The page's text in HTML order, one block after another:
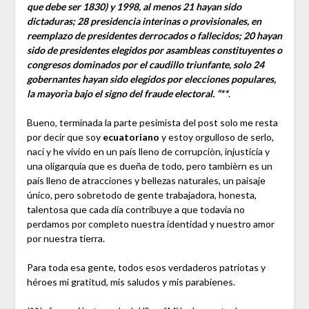
que debe ser 1830) y 1998, al menos 21 hayan sido
dictaduras; 28 presidencia interinas o provisionales, en
reemplazo de presidentes derrocados o fallecidos; 20 hayan
sido de presidentes elegidos por asambleas constituyentes o
congresos dominados por el caudillo triunfante, solo 24
gobernantes hayan sido elegidos por elecciones populares,
la mayorìa bajo el signo del fraude electoral. “**.
Bueno, terminada la parte pesimista del post solo me resta
por decir que soy ecuatoriano y estoy orgulloso de serlo,
nací y he vivido en un país lleno de corrupciòn, injusticia y
una oligarquía que es dueña de todo, pero tambièrn es un
país lleno de atracciones y bellezas naturales, un paisaje
único, pero sobretodo de gente trabajadora, honesta,
talentosa que cada día contribuye a que todavía no
perdamos por completo nuestra identidad y nuestro amor
por nuestra tierra.
Para toda esa gente, todos esos verdaderos patriotas y
héroes mi gratitud, mis saludos y mis parabienes.